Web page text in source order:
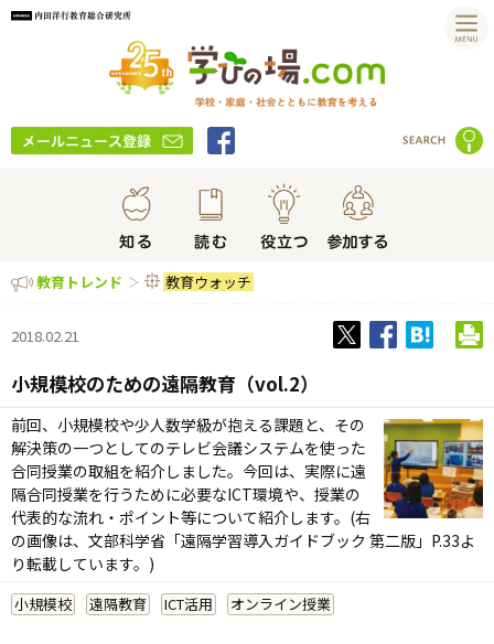
教育トレンド 教育ウォッチ
2018.02.21
小規模校のための遠隔教育（vol.2）
前回、小規模校や少人数学級が抱える課題と、その
解決策の一つとしてのテレビ会議システムを使った
合同授業の取組を紹介しました。今回は、実際に遠
隔合同授業を行うために必要なICT環境や、授業の
代表的な流れ・ポイント等について紹介します。 (右
の画像は、文部科学省「遠隔学習導入ガイドブック 第二版」P.33よ
り転載しています。)
小規模校 遠隔教育 ICT活用 オンライン授業